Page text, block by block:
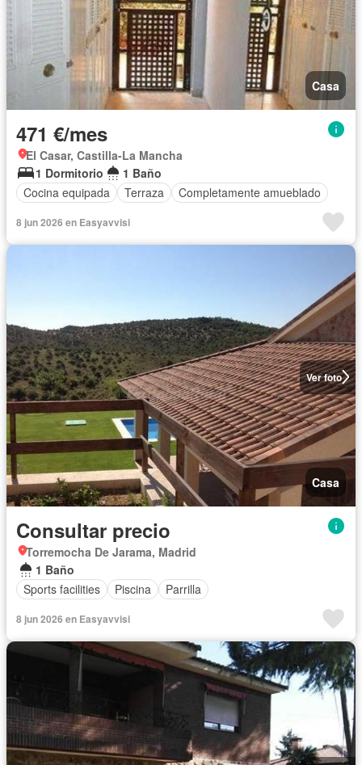
Casa
471 €/mes
El Casar, Castilla-La Mancha
1 Dormitorio
1 Baño
Cocina equipada
Terraza Completamente amueblado
8 jun 2026 en Easyavvisi
Ver foto
Casa
Consultar precio
Torremocha De Jarama, Madrid
1 Baño
Sports facilities
Piscina Parrilla
8 jun 2026 en Easyavvisi